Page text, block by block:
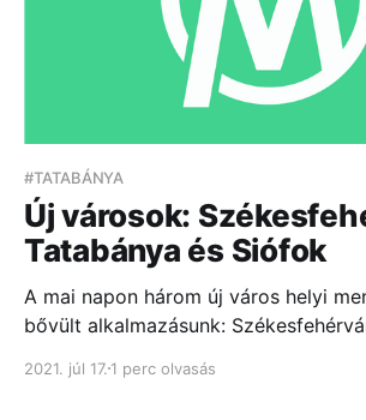
#TATABÁNYA
Új városok:
Tatabánya és Siófok
A mai napon három új város helyi
bővült alkalmazásunk:
fejlesztéssel már 14-re nőtt, amelyek
2021. júl 17. 1 perc olvasás